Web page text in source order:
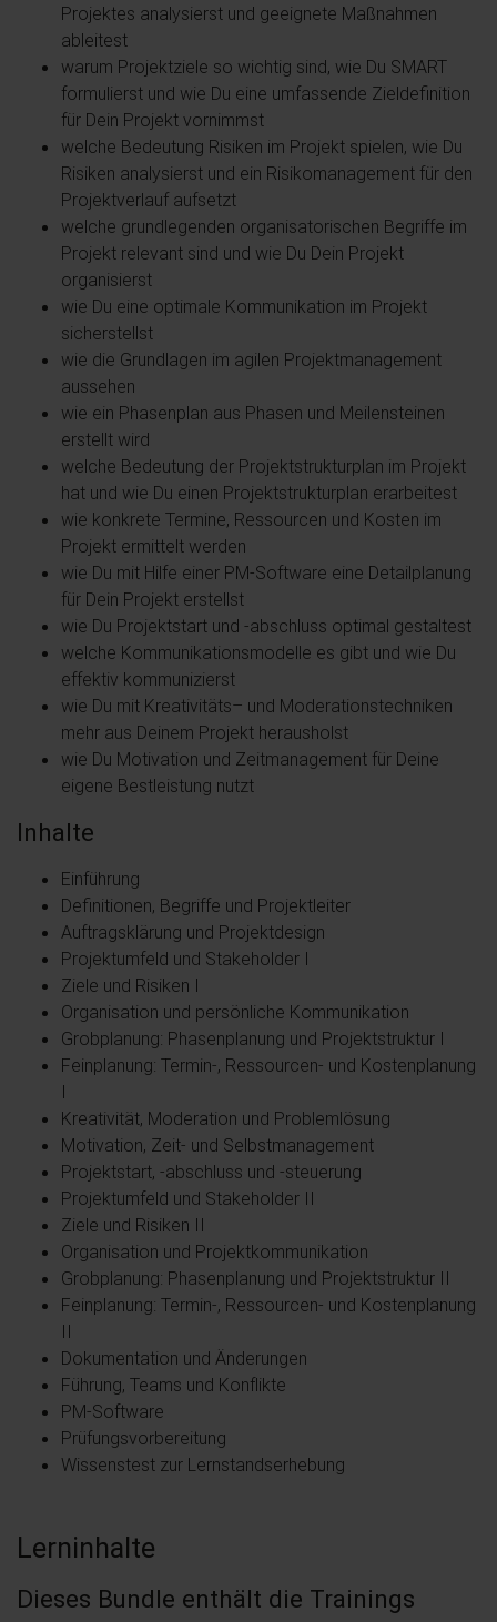
Projektes analysierst und geeignete Maßnahmen
ableitest
warum Projektziele so wichtig sind, wie Du SMART
formulierst und wie Du eine umfassende Zieldefinition
für Dein Projekt vornimmst
welche Bedeutung Risiken im Projekt spielen, wie Du
Risiken analysierst und ein Risikomanagement für den
Projektverlauf aufsetzt
welche grundlegenden organisatorischen Begriffe im
Projekt relevant sind und wie Du Dein Projekt
organisierst
wie Du eine optimale Kommunikation im Projekt
sicherstellst
wie die Grundlagen im agilen Projektmanagement
aussehen
wie ein Phasenplan aus Phasen und Meilensteinen
erstellt wird
welche Bedeutung der Projektstrukturplan im Projekt
hat und wie Du einen Projektstrukturplan erarbeitest
wie konkrete Termine, Ressourcen und Kosten im
Projekt ermittelt werden
wie Du mit Hilfe einer PM-Software eine Detailplanung
für Dein Projekt erstellst
wie Du Projektstart und -abschluss optimal gestaltest
welche Kommunikationsmodelle es gibt und wie Du
effektiv kommunizierst
wie Du mit Kreativitäts– und Moderationstechniken
mehr aus Deinem Projekt herausholst
wie Du Motivation und Zeitmanagement für Deine
eigene Bestleistung nutzt
Inhalte
Einführung
Definitionen, Begriffe und Projektleiter
Auftragsklärung und Projektdesign
Projektumfeld und Stakeholder I
Ziele und Risiken I
Organisation und persönliche Kommunikation
Grobplanung: Phasenplanung und Projektstruktur I
Feinplanung: Termin-, Ressourcen- und Kostenplanung
I
Kreativität, Moderation und Problemlösung
Motivation, Zeit- und Selbstmanagement
Projektstart, -abschluss und -steuerung
Projektumfeld und Stakeholder II
Ziele und Risiken II
Organisation und Projektkommunikation
Grobplanung: Phasenplanung und Projektstruktur II
Feinplanung: Termin-, Ressourcen- und Kostenplanung
II
Dokumentation und Änderungen
Führung, Teams und Konflikte
PM-Software
Prüfungsvorbereitung
Wissenstest zur Lernstandserhebung
Lerninhalte
Dieses Bundle enthält die Trainings